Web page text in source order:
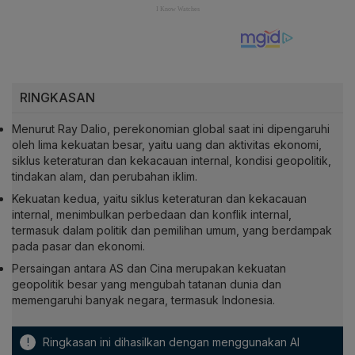
RINGKASAN
Menurut Ray Dalio, perekonomian global saat ini dipengaruhi
oleh lima kekuatan besar, yaitu uang dan aktivitas ekonomi,
siklus keteraturan dan kekacauan internal, kondisi geopolitik,
tindakan alam, dan perubahan iklim.
Kekuatan kedua, yaitu siklus keteraturan dan kekacauan
internal, menimbulkan perbedaan dan konflik internal,
termasuk dalam politik dan pemilihan umum, yang berdampak
pada pasar dan ekonomi.
Persaingan antara AS dan Cina merupakan kekuatan
geopolitik besar yang mengubah tatanan dunia dan
memengaruhi banyak negara, termasuk Indonesia.
! Ringkasan ini dihasilkan dengan menggunakan AI